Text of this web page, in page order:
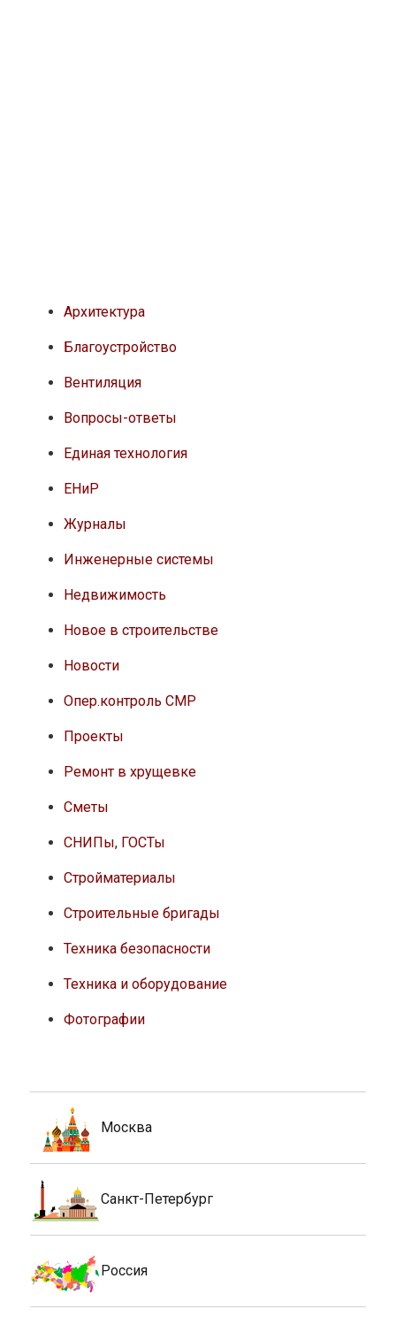
Архитектура
Благоустройство
Вентиляция
Вопросы-ответы
Единая технология
ЕНиР
Журналы
Инженерные системы
Недвижимость
Новое в строительстве
Новости
Опер.контроль СМР
Проекты
Ремонт в хрущевке
Сметы
СНИПы, ГОСТы
Стройматериалы
Строительные бригады
Техника безопасности
Техника и оборудование
Фотографии
Москва
Санкт-Петербург
Россия